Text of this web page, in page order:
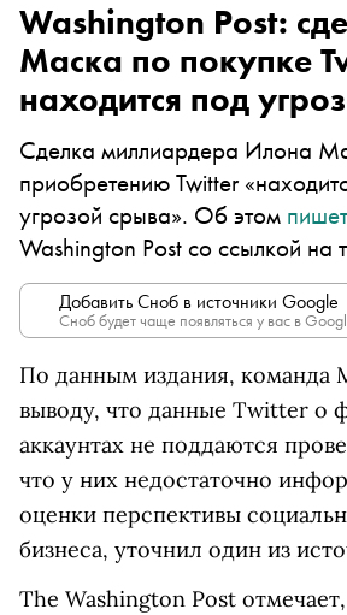
Washington Post:
Маска по покупке
находится под
Сделка миллиардера Илона
приобретению Twitter
угрозой срыва». Об этом пишет
Washington Post со ссылкой на
Добавить Сноб в источники Google
Сноб будет чаще появляться у вас в
По данным издания, команда
выводу, что данные Twitter о
аккаунтах не поддаются
что у них недостаточно
оценки перспективы
бизнеса, уточнил один из
The Washington Post